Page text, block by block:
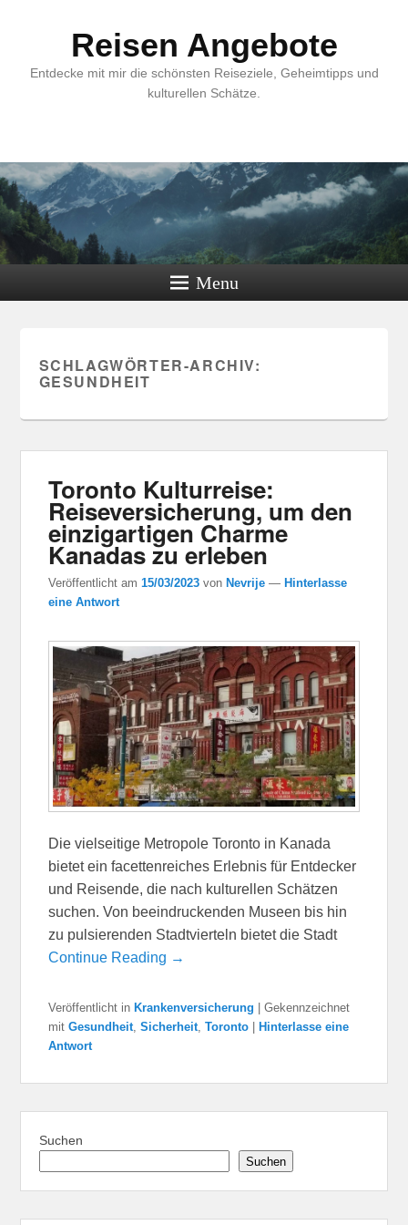
Reisen Angebote
Entdecke mit mir die schönsten Reiseziele, Geheimtipps und
kulturellen Schätze.
Menu
SCHLAGWÖRTER-ARCHIV:
GESUNDHEIT
Toronto Kulturreise:
Reiseversicherung, um den
einzigartigen Charme
Kanadas zu erleben
Veröffentlicht am15/03/2023 von Nevrije — Hinterlasse
eine Antwort
Die vielseitige Metropole Toronto in Kanada
bietet ein facettenreiches Erlebnis für Entdecker
und Reisende, die nach kulturellen Schätzen
suchen. Von beeindruckenden Museen bis hin
zu pulsierenden Stadtvierteln bietet die Stadt
Continue Reading →
Veröffentlicht in Krankenversicherung |Gekennzeichnet
mit Gesundheit,Sicherheit,Toronto
Hinterlasse eine
Antwort
Suchen
Suchen